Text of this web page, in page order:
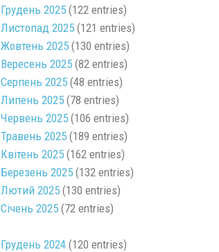
Грудень 2025(122 entries)
Листопад 2025(121 entries)
Жовтень 2025(130 entries)
Вересень 2025(82 entries)
Серпень 2025(48 entries)
Липень 2025(78 entries)
Червень 2025(106 entries)
Травень 2025(189 entries)
Квітень 2025(162 entries)
Березень 2025(132 entries)
Лютий 2025(130 entries)
Січень 2025(72 entries)
Грудень 2024(120 entries)